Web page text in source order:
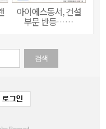
아이에스동서, 건설
부문 반등……
검색